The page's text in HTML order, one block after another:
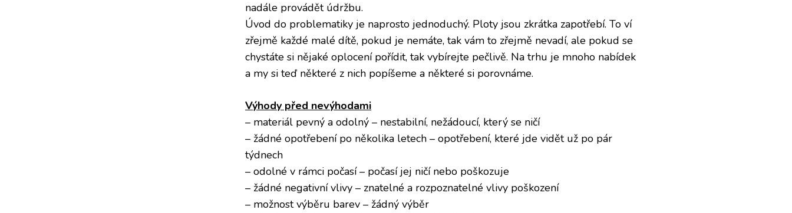
nadále provádět údržbu.
Úvod do problematiky je naprosto jednoduchý. Ploty jsou zkrátka zapotřebí. To ví
zřejmě každé malé dítě, pokud je nemáte, tak vám to zřejmě nevadí, ale pokud se
chystáte si nějaké oplocení pořídit, tak vybírejte pečlivě. Na trhu je mnoho nabídek
a my si teď některé z nich popíšeme a některé si porovnáme.
Výhody před nevýhodami
– materiál pevný a odolný – nestabilní, nežádoucí, který se ničí
– žádné opotřebení po několika letech – opotřebení, které jde vidět už po pár
týdnech
– odolné v rámci počasí – počasí jej ničí nebo poškozuje
– žádné negativní vlivy – znatelné a rozpoznatelné vlivy poškození
– možnost výběru barev – žádný výběr